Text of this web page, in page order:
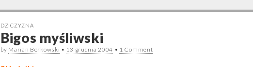
DZICZYZNA
Bigos myśliwski
by Marian Borkowski • 13 grudnia 2004 • 1 Comment